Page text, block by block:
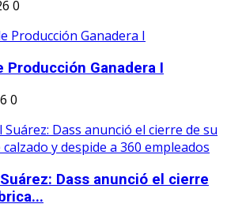
0
Producción Ganadera I
0
Dass anunció el cierre